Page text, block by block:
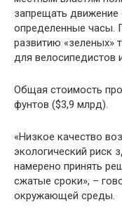
запрещать движение
определенные часы.
развитию «зеленых»
для велосипедистов
Общая стоимость
фунтов ($3,9 млрд).
«Низкое качество
экологический риск
намерено принять
сжатые сроки», –
окружающей среды.